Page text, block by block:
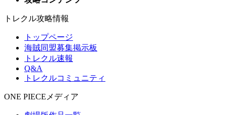
トレクル攻略情報
トップページ
海賊同盟募集掲示板
トレクル速報
Q&A
トレクルコミュニティ
ONE PIECEメディア